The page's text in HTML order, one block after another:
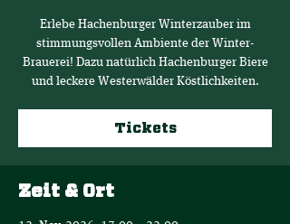
Erlebe Hachenburger Winterzauber im
stimmungsvollen Ambiente der Winter-
Brauerei! Dazu natürlich Hachenburger Biere
und leckere Westerwälder Köstlichkeiten.
Tickets
Zeit & Ort